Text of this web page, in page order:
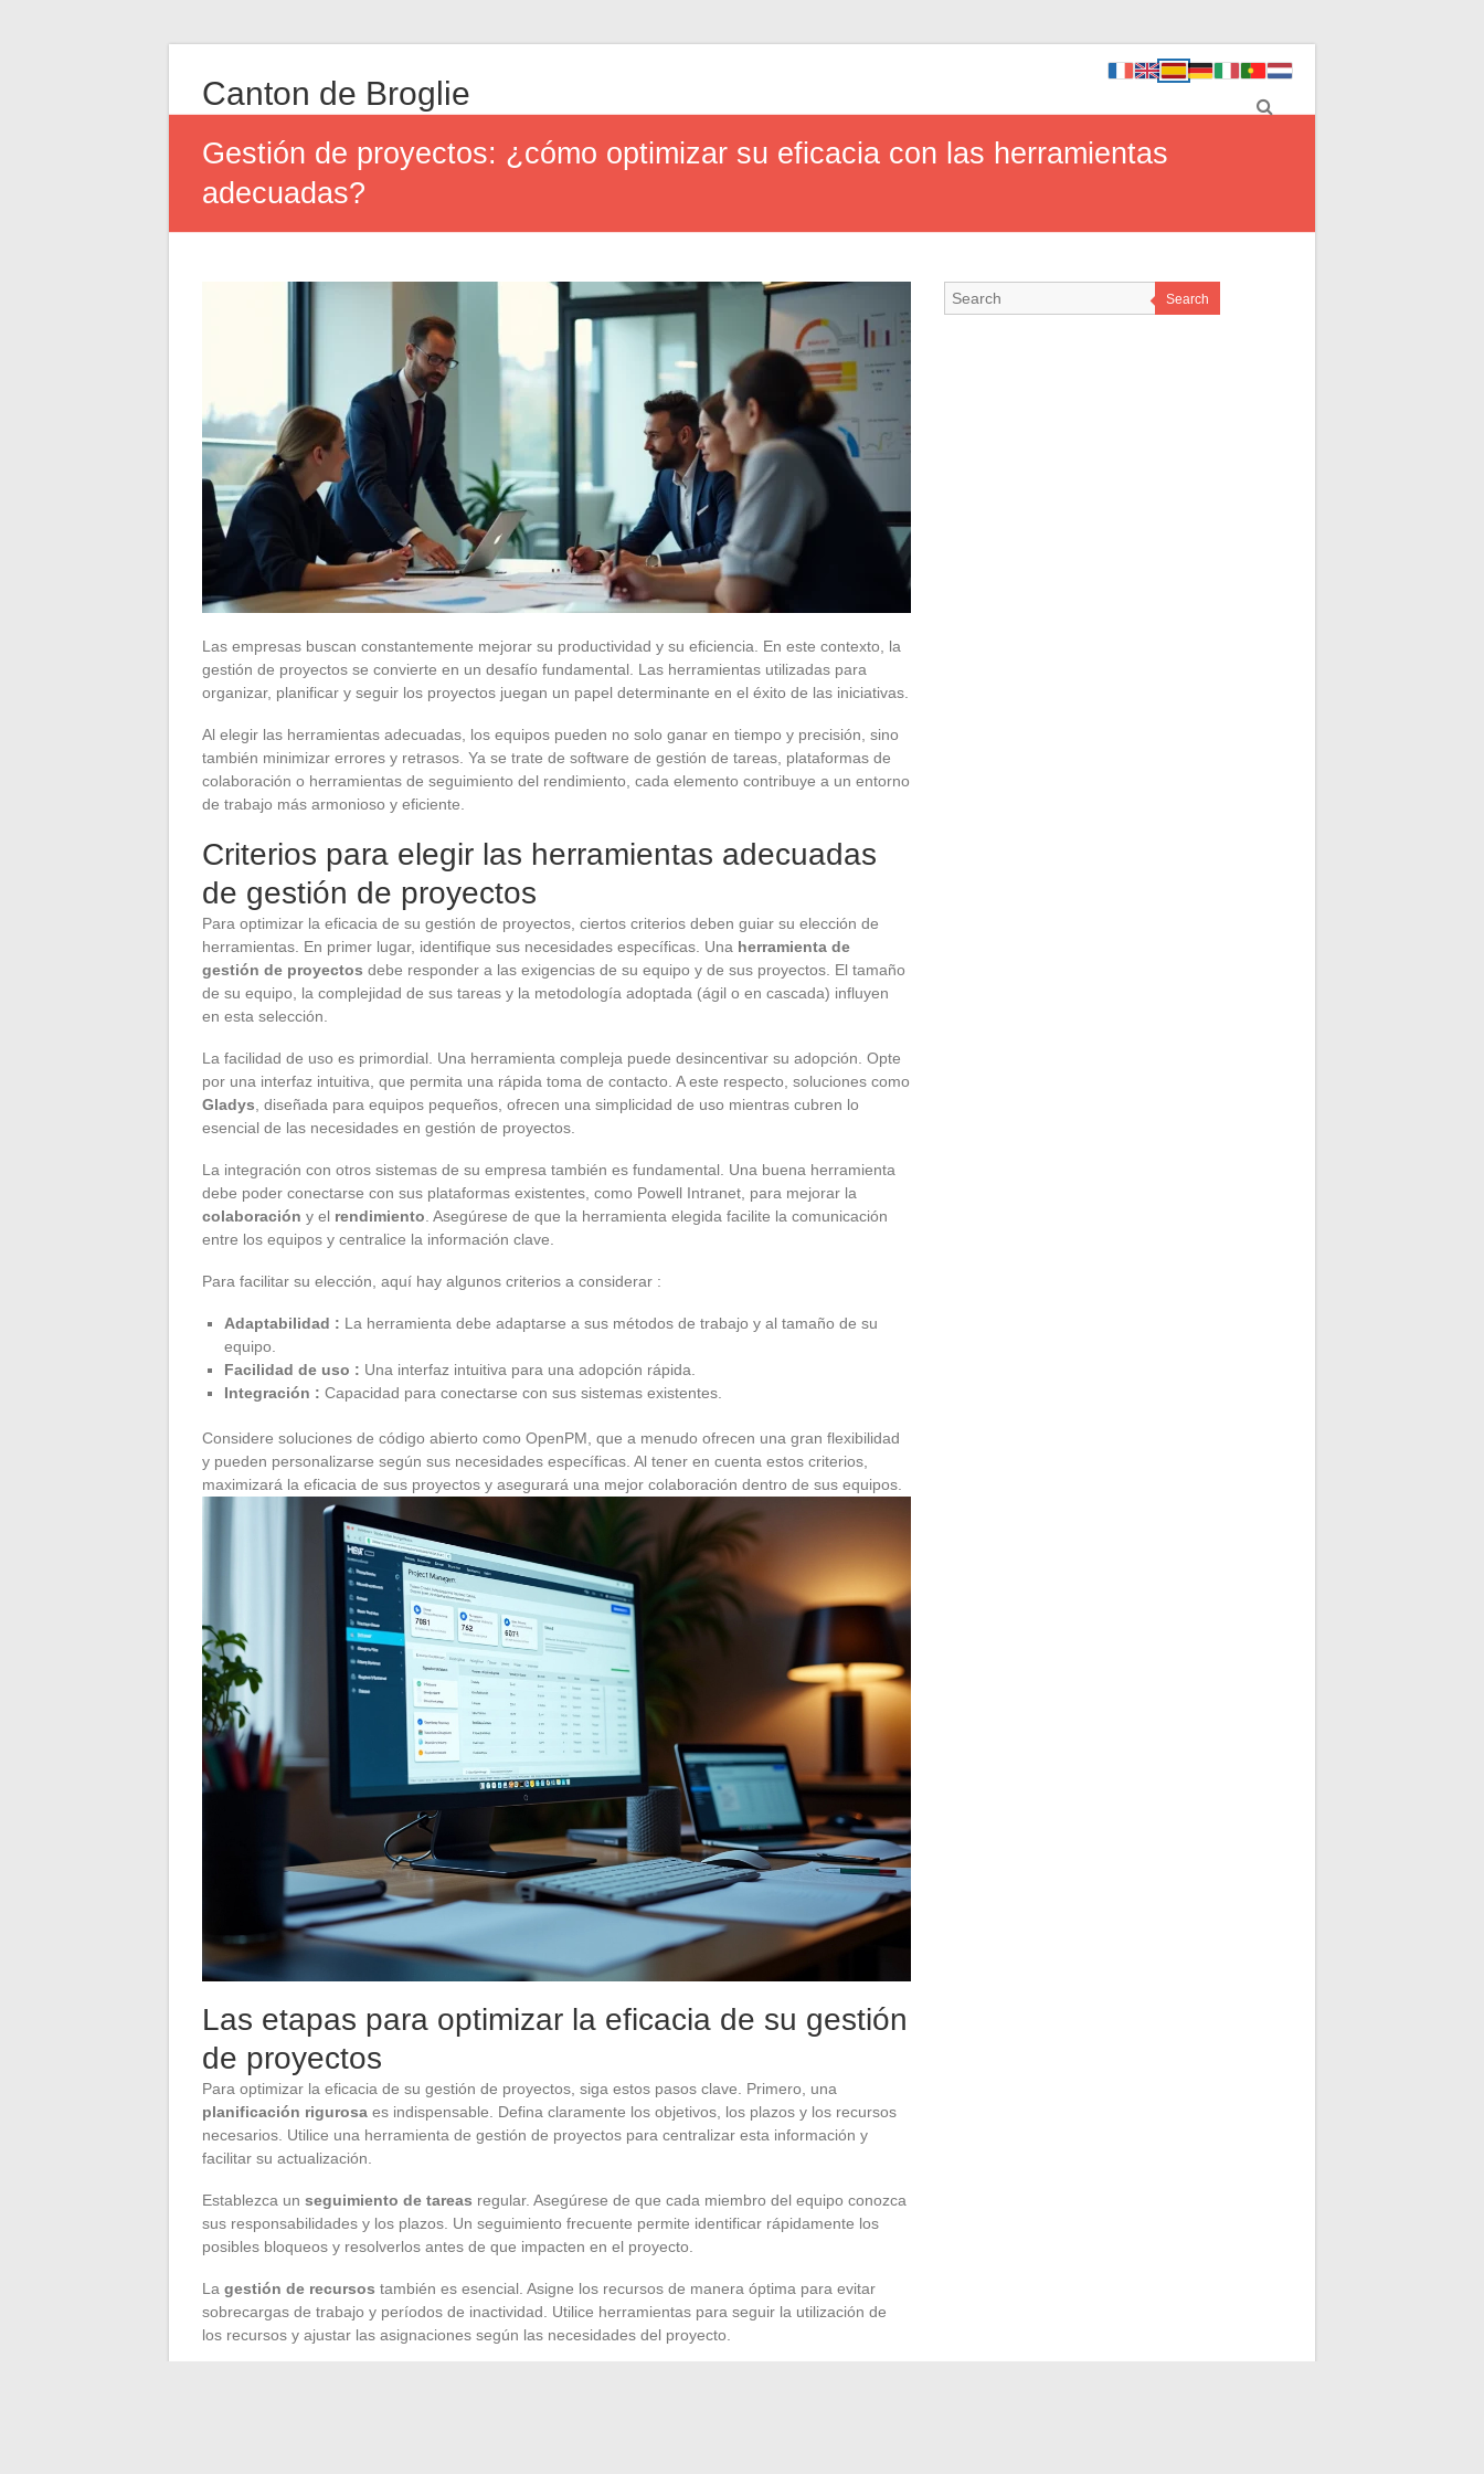
Canton de Broglie
Gestión de proyectos: ¿cómo optimizar su eficacia con las herramientas
adecuadas?
Las empresas buscan constantemente mejorar su productividad y su eficiencia. En este contexto, la
gestión de proyectos se convierte en un desafío fundamental. Las herramientas utilizadas para
organizar, planificar y seguir los proyectos juegan un papel determinante en el éxito de las iniciativas.
Al elegir las herramientas adecuadas, los equipos pueden no solo ganar en tiempo y precisión, sino
también minimizar errores y retrasos. Ya se trate de software de gestión de tareas, plataformas de
colaboración o herramientas de seguimiento del rendimiento, cada elemento contribuye a un entorno
de trabajo más armonioso y eficiente.
Criterios para elegir las herramientas adecuadas
de gestión de proyectos
Para optimizar la eficacia de su gestión de proyectos, ciertos criterios deben guiar su elección de
herramientas. En primer lugar, identifique sus necesidades específicas. Una herramienta de
gestión de proyectos debe responder a las exigencias de su equipo y de sus proyectos. El tamaño
de su equipo, la complejidad de sus tareas y la metodología adoptada (ágil o en cascada) influyen
en esta selección.
La facilidad de uso es primordial. Una herramienta compleja puede desincentivar su adopción. Opte
por una interfaz intuitiva, que permita una rápida toma de contacto. A este respecto, soluciones como
Gladys , diseñada para equipos pequeños, ofrecen una simplicidad de uso mientras cubren lo
esencial de las necesidades en gestión de proyectos.
La integración con otros sistemas de su empresa también es fundamental. Una buena herramienta
debe poder conectarse con sus plataformas existentes, como Powell Intranet, para mejorar la
colaboración y el rendimiento . Asegúrese de que la herramienta elegida facilite la comunicación
entre los equipos y centralice la información clave.
Para facilitar su elección, aquí hay algunos criterios a considerar :
Adaptabilidad : La herramienta debe adaptarse a sus métodos de trabajo y al tamaño de su
equipo.
Facilidad de uso : Una interfaz intuitiva para una adopción rápida.
Integración : Capacidad para conectarse con sus sistemas existentes.
Considere soluciones de código abierto como OpenPM, que a menudo ofrecen una gran flexibilidad
y pueden personalizarse según sus necesidades específicas. Al tener en cuenta estos criterios,
maximizará la eficacia de sus proyectos y asegurará una mejor colaboración dentro de sus equipos.
Las etapas para optimizar la eficacia de su gestión
de proyectos
Para optimizar la eficacia de su gestión de proyectos, siga estos pasos clave. Primero, una
planificación rigurosa es indispensable. Defina claramente los objetivos, los plazos y los recursos
necesarios. Utilice una herramienta de gestión de proyectos para centralizar esta información y
facilitar su actualización.
Establezca un seguimiento de tareas regular. Asegúrese de que cada miembro del equipo conozca
sus responsabilidades y los plazos. Un seguimiento frecuente permite identificar rápidamente los
posibles bloqueos y resolverlos antes de que impacten en el proyecto.
La gestión de recursos también es esencial. Asigne los recursos de manera óptima para evitar
sobrecargas de trabajo y períodos de inactividad. Utilice herramientas para seguir la utilización de
los recursos y ajustar las asignaciones según las necesidades del proyecto.
Search